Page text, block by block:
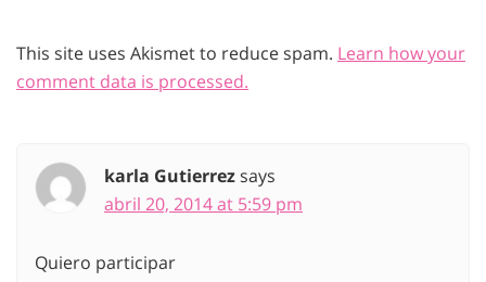
This site uses Akismet to reduce spam. Learn how your
comment data is processed.
karla Gutierrezsays
abril 20, 2014 at 5:59 pm
Quiero participar